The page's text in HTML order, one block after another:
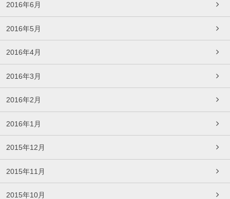
2016年6月
2016年5月
2016年4月
2016年3月
2016年2月
2016年1月
2015年12月
2015年11月
2015年10月